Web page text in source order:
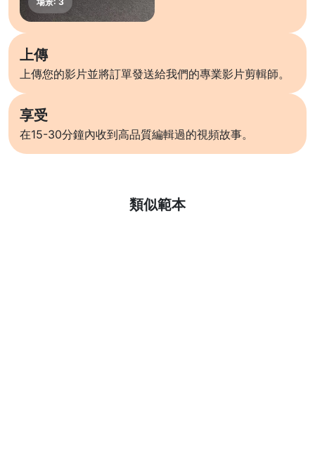
上傳
上傳您的影片並將訂單發送給我們的專業影片剪輯師。
享受
在15-30分鐘內收到高品質編輯過的視頻故事。
類似範本
了解更多